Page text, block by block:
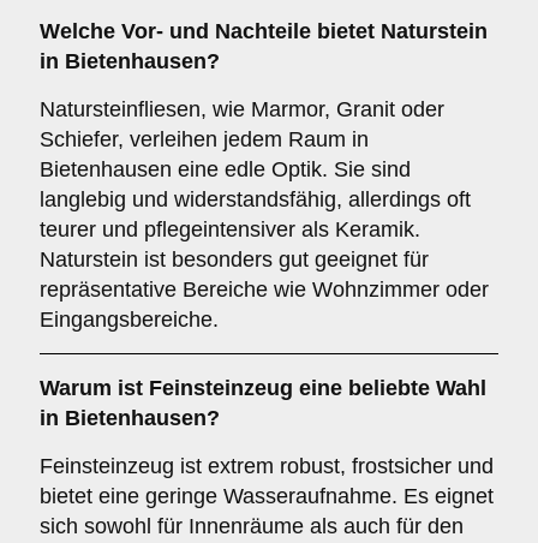
Welche Vor- und Nachteile bietet Naturstein
in Bietenhausen?
Natursteinfliesen, wie Marmor, Granit oder
Schiefer, verleihen jedem Raum in
Bietenhausen eine edle Optik. Sie sind
langlebig und widerstandsfähig, allerdings oft
teurer und pflegeintensiver als Keramik.
Naturstein ist besonders gut geeignet für
repräsentative Bereiche wie Wohnzimmer oder
Eingangsbereiche.
Warum ist Feinsteinzeug eine beliebte Wahl
in Bietenhausen?
Feinsteinzeug ist extrem robust, frostsicher und
bietet eine geringe Wasseraufnahme. Es eignet
sich sowohl für Innenräume als auch für den